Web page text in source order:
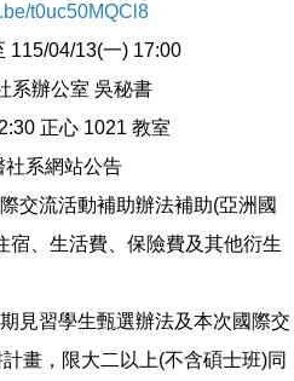
t0uc50MQCl8
115/04/13(一) 17:00
系辦公室 吳秘書
正心 1021 教室
社系網站公告
交流活動補助辦法補助(亞洲國
宿、生活費、保險費及其他衍生
見習學生甄選辦法及本次國際交
畫，限大二以上(不含碩士班)同